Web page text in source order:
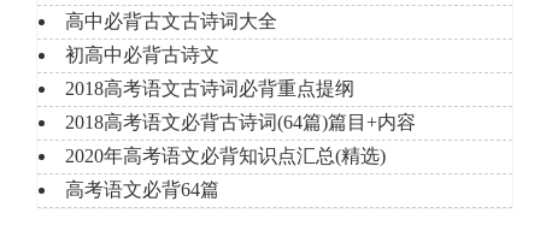
高中必背古文古诗词大全
初高中必背古诗文
2018高考语文古诗词必背重点提纲
2018高考语文必背古诗词(64篇)篇目+内容
2020年高考语文必背知识点汇总(精选)
高考语文必背64篇